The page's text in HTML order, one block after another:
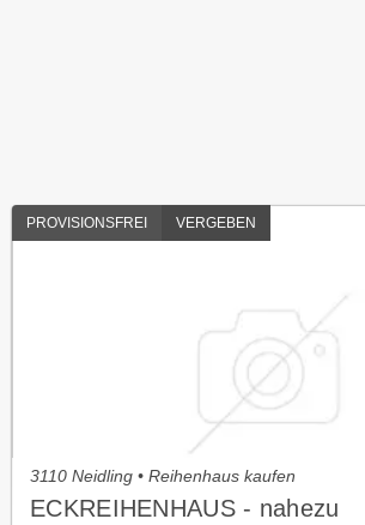
PROVISIONSFREI VERGEBEN
3110 Neidling • Reihenhaus kaufen
ECKREIHENHAUS - nahezu